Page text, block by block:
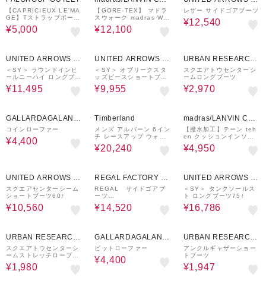
【CAPRICIEUX LE'MA
GE】Tストラップボーン
サンダル
¥5,000
LECTION
【GORE-TEX】 マドラ
スウォーク madras Wal
k ゴアテックス 防滑ソー
ルで寒冷地でも安心！ミ
¥12,100
UTLET
レザー サイドゴアブーツ
¥12,540
UNITED ARROWS O
UTLET
＜SY＞ ラウンドインヒ
ールニーハイ ロングブー
ツ55
¥11,495
UNITED ARROWS O
UTLET
＜SY＞ オブリークスタ
ッズピースショートブー
ツ70↑
¥9,955
URBAN RESEARCH
ware house
スクエアトウセンターシ
ームロングブーツ
¥2,970
GALLARDAGALANT
E
コインローファー
¥4,400
Timberland
メンズ アルバーン 6イン
チ レースアップ ウォー
タープルーフ ブーツ - ウ
ィート
¥20,240
madras/LANVIN COL
LECTION
【撥水加工】テーン teh
en クッションインソー
ルで履き心地抜群、ライ
ンストーン付きサイドゴ
¥4,950
UNITED ARROWS O
UTLET
スクエアセンターシーム
ショートブーツ60↑
¥10,560
REGAL FACTORY ST
ORE
REGAL サイドゴアブ
ーツ
商品コード：50GLBB
¥14,520
UNITED ARROWS O
UTLET
＜SY＞ タンクソールス
ト ロングブーツ75↑
¥16,786
URBAN RESEARCH
ware house
スクエアトウセンターシ
ームストレッチローブー
ツ
¥1,980
GALLARDAGALANT
E
ビットローファー
¥4,400
URBAN RESEARCH
ware house
アンクルギャザーショー
トブーツ
¥1,947